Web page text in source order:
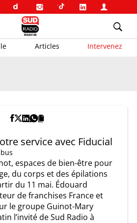
Articles Intervenez
service avec Fiducial
espaces de bien-être pour
du corps et des épilations
du 11 mai. Édouard
de franchises France et
le groupe Guinot-Mary
l’invité de Sud Radio à